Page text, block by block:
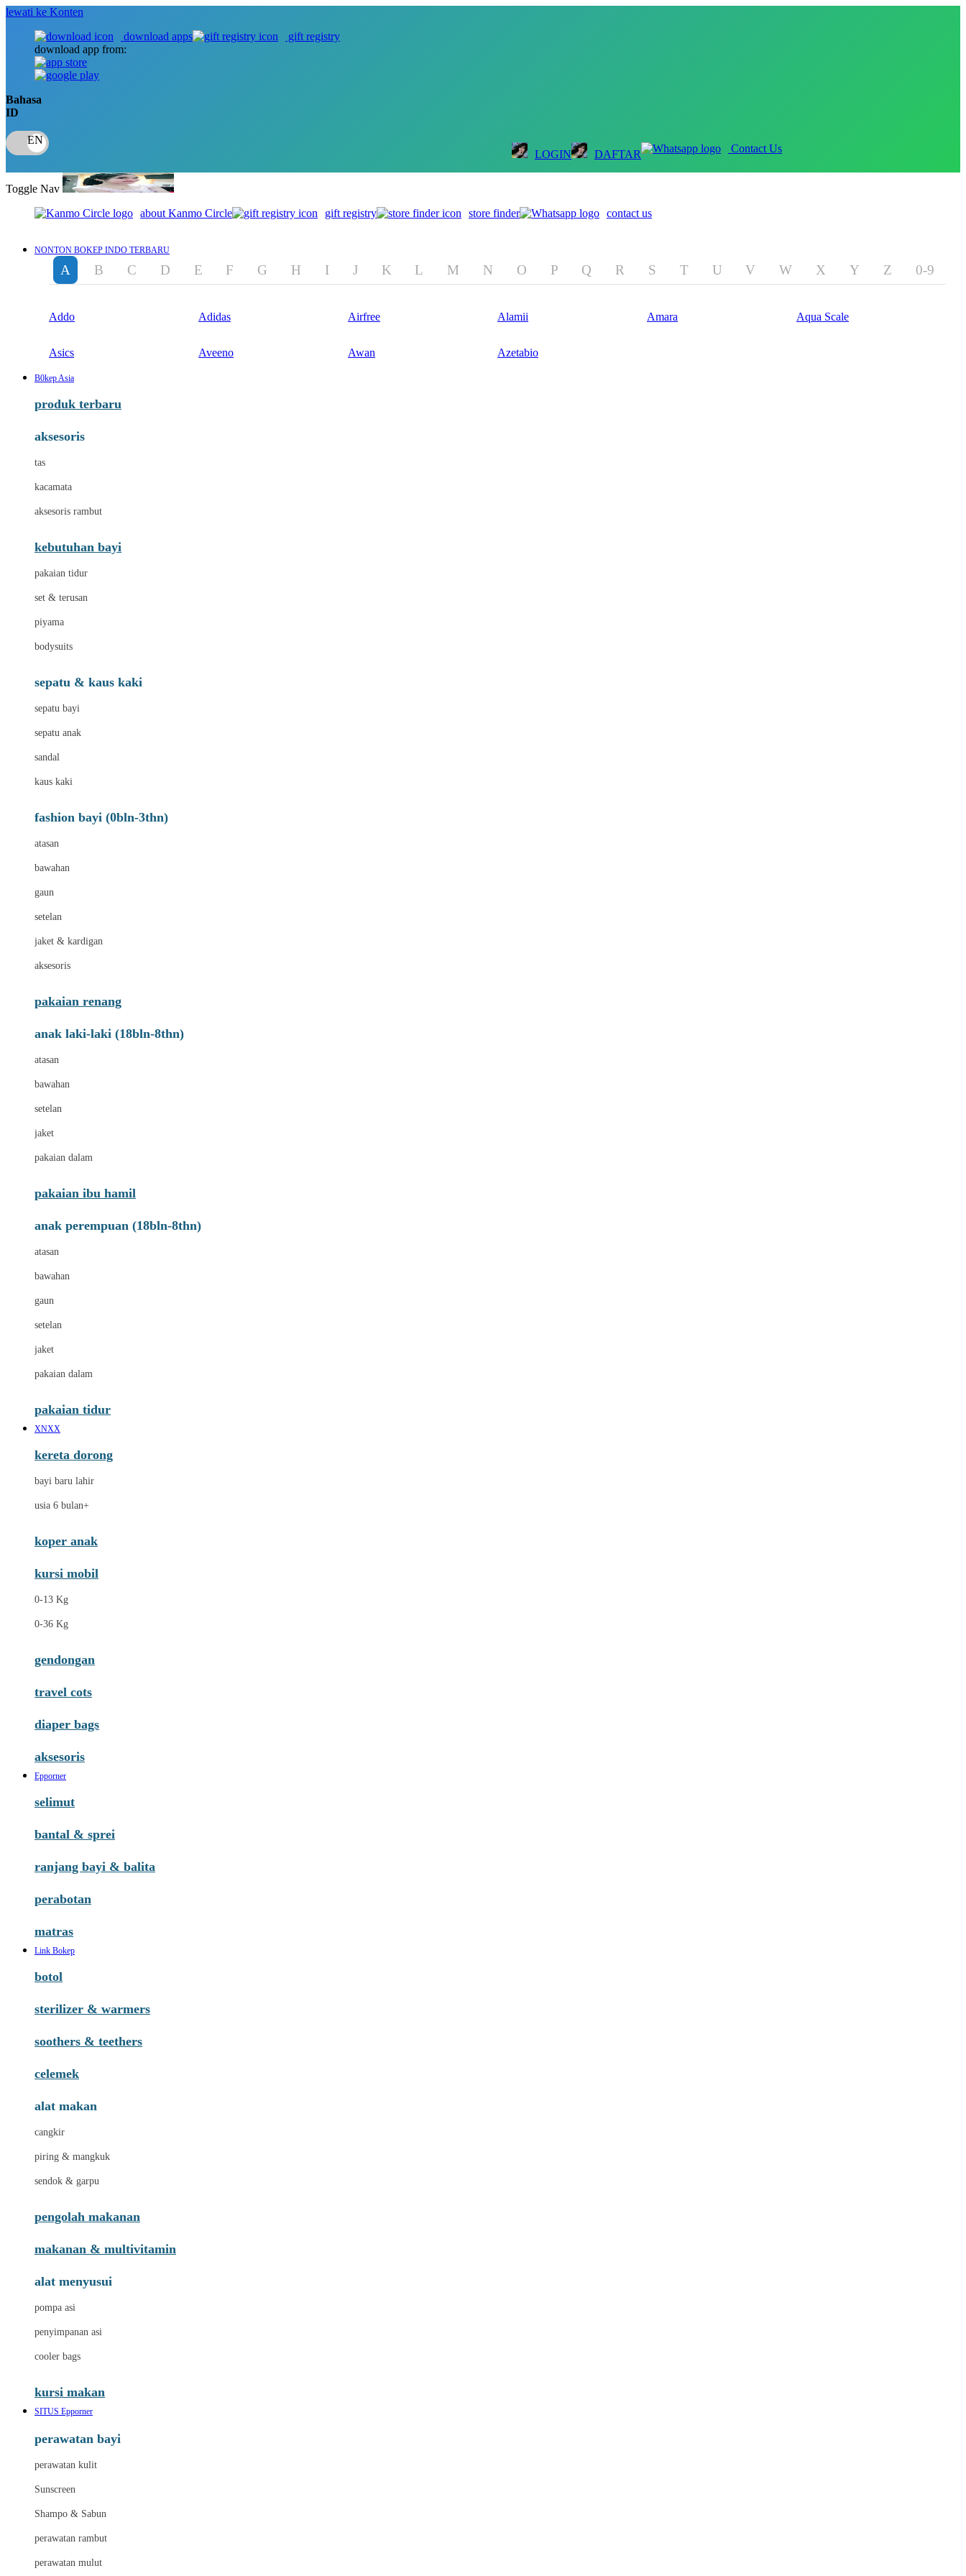
lewati ke Konten
download apps
download app from:
gift registry
Bahasa
ID
LOGIN DAFTAR Contact Us
Toggle Nav
about Kanmo Circle
gift registry store finder contact us
NONTON BOKEP INDO TERBARU
A B C D E F G H I J K L M N O P Q R S T U V W X Y Z 0-9
Addo Adidas Airfree Alamii Amara Aqua Scale
Asics Aveeno Awan Azetabio
B0kep Asia
produk terbaru
aksesoris
tas
kacamata
aksesoris rambut
kebutuhan bayi
pakaian tidur
set & terusan
piyama
bodysuits
sepatu & kaus kaki
sepatu bayi
sepatu anak
sandal
kaus kaki
fashion bayi (0bln-3thn)
atasan
bawahan
gaun
setelan
jaket & kardigan
aksesoris
pakaian renang
anak laki-laki (18bln-8thn)
atasan
bawahan
setelan
jaket
pakaian dalam
pakaian ibu hamil
anak perempuan (18bln-8thn)
atasan
bawahan
gaun
setelan
jaket
pakaian dalam
pakaian tidur
XNXX
kereta dorong
bayi baru lahir
usia 6 bulan+
koper anak
kursi mobil
0-13 Kg
0-36 Kg
gendongan
travel cots
diaper bags
aksesoris
Epporner
selimut
bantal & sprei
ranjang bayi & balita
perabotan
matras
Link Bokep
botol
sterilizer & warmers
soothers & teethers
celemek
alat makan
cangkir
piring & mangkuk
sendok & garpu
pengolah makanan
makanan & multivitamin
alat menyusui
pompa asi
penyimpanan asi
cooler bags
kursi makan
SITUS Epporner
perawatan bayi
perawatan kulit
Sunscreen
Shampo & Sabun
perawatan rambut
perawatan mulut